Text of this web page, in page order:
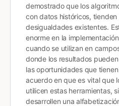
demostrado que los
con datos históricos,
desigualdades existentes.
enorme en la
cuando se utilizan en
donde los resultados
las oportunidades que
acuerdo en que es vital que
utilicen estas herramientas,
desarrollen una